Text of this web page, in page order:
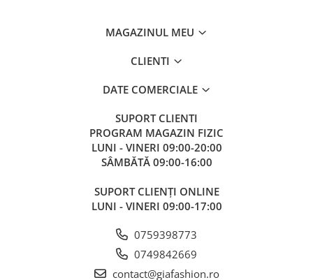
MAGAZINUL MEU
CLIENTI
DATE COMERCIALE
SUPORT CLIENTI
PROGRAM MAGAZIN FIZIC
LUNI - VINERI 09:00-20:00
SÂMBĂTĂ 09:00-16:00
SUPORT CLIENȚI ONLINE
LUNI - VINERI 09:00-17:00
0759398773
0749842669
contact@giafashion.ro